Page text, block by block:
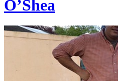
O’Shea